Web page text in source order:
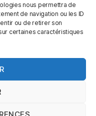
nous permettra de
de navigation ou les ID
ou de retirer son
certaines caractéristiques
Moissons, 10410
et 14h00 à 19h00